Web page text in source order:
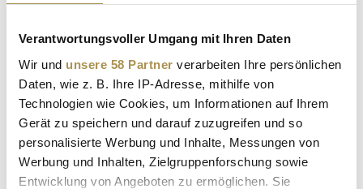
Verantwortungsvoller Umgang mit Ihren Daten
Wir und unsere 58 Partner verarbeiten Ihre persönlichen
Daten, wie z. B. Ihre IP-Adresse, mithilfe von
Technologien wie Cookies, um Informationen auf Ihrem
Gerät zu speichern und darauf zuzugreifen und so
personalisierte Werbung und Inhalte, Messungen von
Werbung und Inhalten, Zielgruppenforschung sowie
Entwicklung von Angeboten zu ermöglichen. Sie